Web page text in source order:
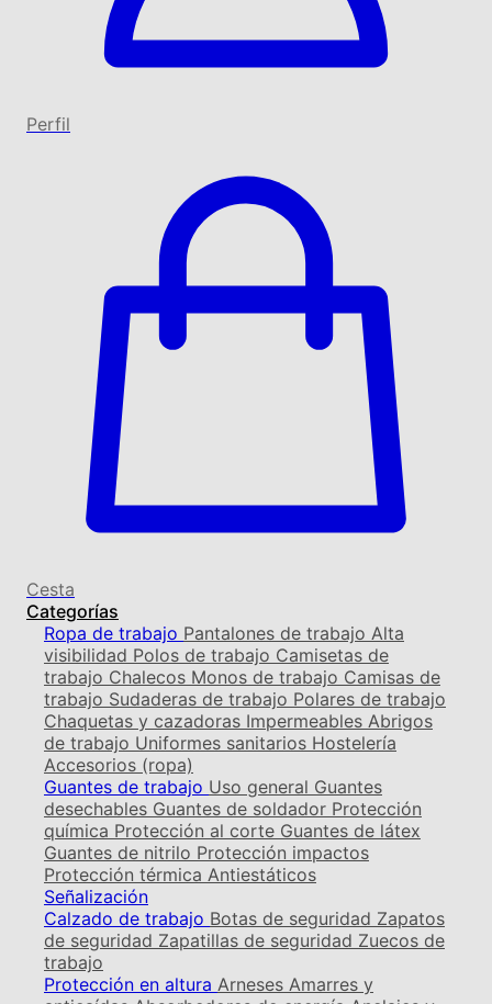
Perfil
Cesta
Categorías
Ropa de trabajo Pantalones de trabajo Alta
visibilidad Polos de trabajo Camisetas de
trabajo Chalecos Monos de trabajo Camisas de
trabajo Sudaderas de trabajo Polares de trabajo
Chaquetas y cazadoras Impermeables Abrigos
de trabajo Uniformes sanitarios Hostelería
Accesorios (ropa)
Guantes de trabajo Uso general Guantes
desechables Guantes de soldador Protección
química Protección al corte Guantes de látex
Guantes de nitrilo Protección impactos
Protección térmica Antiestáticos
Señalización
Calzado de trabajo Botas de seguridad Zapatos
de seguridad Zapatillas de seguridad Zuecos de
trabajo
Protección en altura Arneses Amarres y